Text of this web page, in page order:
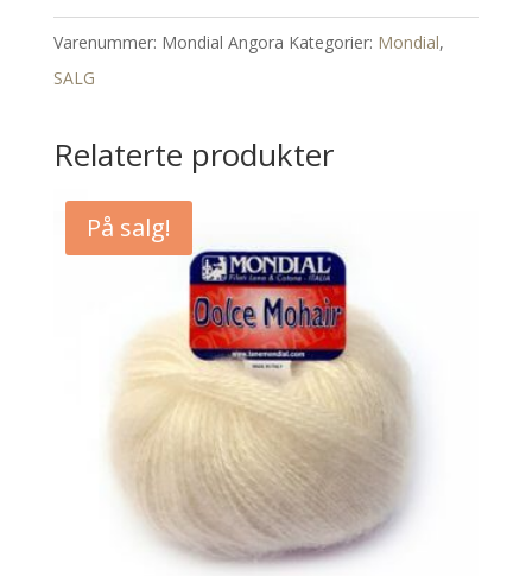
Varenummer: Mondial Angora Kategorier: Mondial,
SALG
Relaterte produkter
På salg!